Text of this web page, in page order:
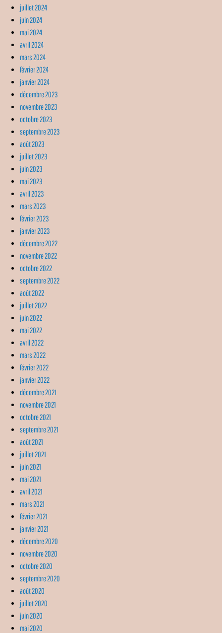
juillet 2024
juin 2024
mai 2024
avril 2024
mars 2024
février 2024
janvier 2024
décembre 2023
novembre 2023
octobre 2023
septembre 2023
août 2023
juillet 2023
juin 2023
mai 2023
avril 2023
mars 2023
février 2023
janvier 2023
décembre 2022
novembre 2022
octobre 2022
septembre 2022
août 2022
juillet 2022
juin 2022
mai 2022
avril 2022
mars 2022
février 2022
janvier 2022
décembre 2021
novembre 2021
octobre 2021
septembre 2021
août 2021
juillet 2021
juin 2021
mai 2021
avril 2021
mars 2021
février 2021
janvier 2021
décembre 2020
novembre 2020
octobre 2020
septembre 2020
août 2020
juillet 2020
juin 2020
mai 2020